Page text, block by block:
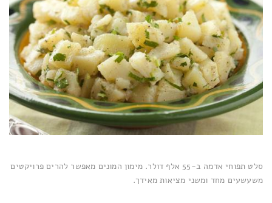
סלט תפוחי אדמה ב-55 אלף דולר. מימון המונים מאפשר להרים פרויקטים
משעשעים מחד ומשני מציאות מאידך.